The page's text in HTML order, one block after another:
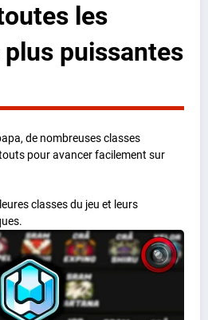
les
puissantes
de nombreuses classes
pour avancer facilement sur
classes du jeu et leurs